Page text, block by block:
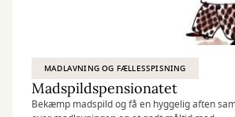
MADLAVNING OG FÆLLESSPISNING
Madspildspensionatet
Bekæmp madspild og få en hyggelig aften